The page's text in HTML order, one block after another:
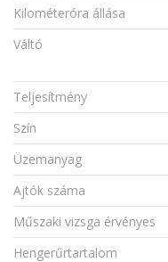
Kilométeróra állása
Váltó
Teljesítmény
Szín
Üzemanyag
Ajtók száma
Műszaki vizsga érvényes
Hengerűrtartalom